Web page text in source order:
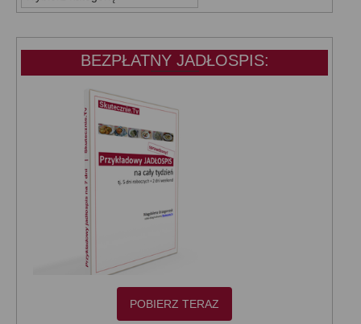
KATEGORIE:
BEZPŁATNY JADŁOSPIS:
POBIERZ TERAZ